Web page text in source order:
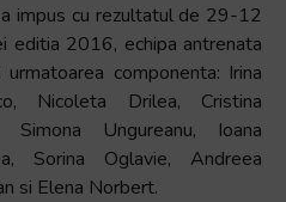
impus cu rezultatul de 29-12
editia 2016, echipa antrenata
componenta: Irina
Nicoleta Drilea, Cristina
Simona Ungureanu, Ioana
Sorina Oglavie, Andreea
si Elena Norbert.